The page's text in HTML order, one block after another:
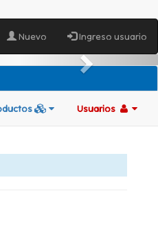
Nuevo Ingreso usuario
Usuarios